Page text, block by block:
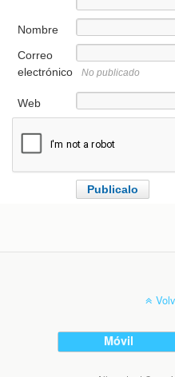
Nombre
Correo
electrónico
No publicado
Web
Móvil